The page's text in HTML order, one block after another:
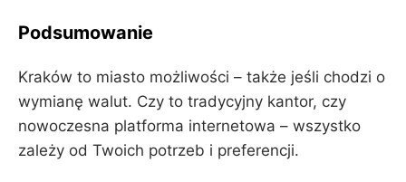
Podsumowanie
Kraków to miasto możliwości – także jeśli chodzi o
wymianę walut. Czy to tradycyjny kantor, czy
nowoczesna platforma internetowa – wszystko
zależy od Twoich potrzeb i preferencji.